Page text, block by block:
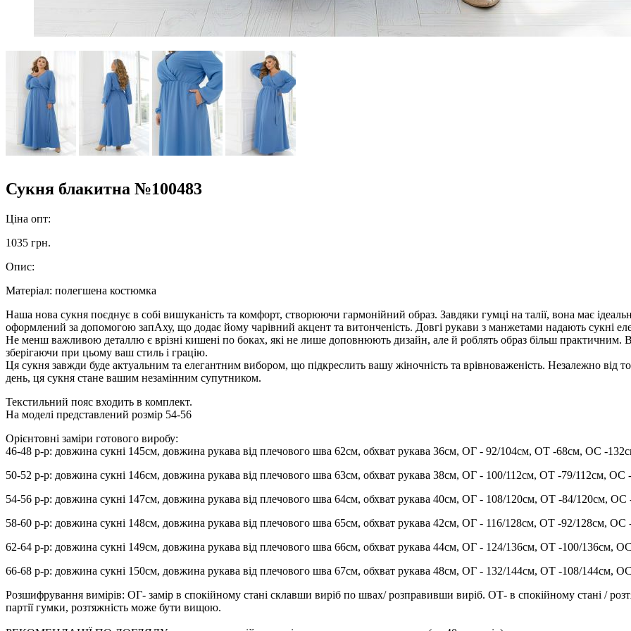
Сукня блакитна №100483
Ціна опт:
1035 грн.
Опис:
Матеріал: полегшена костюмка
Наша нова сукня поєднує в собі вишуканість та комфорт, створюючи гармонійний образ. Завдяки гумці на талії, вона має
оформлений за допомогою запАху, що додає йому чарівний акцент та витонченість. Довгі рукави з манжетами надають сукні
Не менш важливою деталлю є врізні кишені по боках, які не лише доповнюють дизайн, але й роблять образ більш практичним.
зберігаючи при цьому ваш стиль і грацію.
Ця сукня завжди буде актуальним та елегантним вибором, що підкреслить вашу жіночність та врівноваженість. Незалежно від
день, ця сукня стане вашим незамінним супутником.
Текстильний пояс входить в комплект.
На моделі представлений розмір 54-56
Орієнтовні заміри готового виробу:
46-48 р-р: довжина сукні 145см, довжина рукава від плечового шва 62см, обхват рукава 36см, ОГ - 92/104см, ОТ -68см, OC -
50-52 р-р: довжина сукні 146см, довжина рукава від плечового шва 63см, обхват рукава 38см, ОГ - 100/112см, ОТ -79/112см, OC
54-56 р-р: довжина сукні 147см, довжина рукава від плечового шва 64см, обхват рукава 40см, ОГ - 108/120см, ОТ -84/120см, OC
58-60 р-р: довжина сукні 148см, довжина рукава від плечового шва 65см, обхват рукава 42см, ОГ - 116/128см, ОТ -92/128см, OC
62-64 р-р: довжина сукні 149см, довжина рукава від плечового шва 66см, обхват рукава 44см, ОГ - 124/136см, ОТ -100/136см,
66-68 р-р: довжина сукні 150см, довжина рукава від плечового шва 67см, обхват рукава 48см, ОГ - 132/144см, ОТ -108/144см,
Розшифрування вимірів: ОГ- замір в спокійному стані склавши виріб по швах/ розправивши виріб. ОТ- в спокійному стані /
партії гумки, розтяжність може бути вищою.